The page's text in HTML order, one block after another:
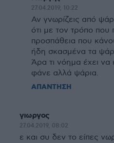
27.04.2019, 10:22
Αν γνωρίζεις από
ότι με τον τρόπο που
προσπάθεια που
ήδη σκασμένα τα
Άρα τι νόημα έχει να
φάνε αλλά ψάρια.
ΑΠΑΝΤΗΣΗ
γιωργος
27.04.2019, 08:02
ε και συ δεν το είπες